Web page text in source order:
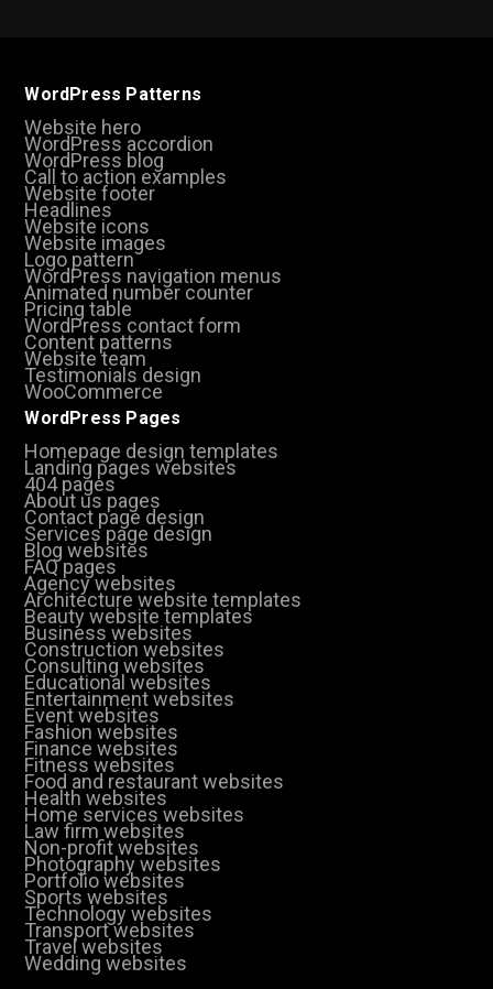
WordPress Patterns
Website hero
WordPress accordion
WordPress blog
Call to action examples
Website footer
Headlines
Website icons
Website images
Logo pattern
WordPress navigation menus
Animated number counter
Pricing table
WordPress contact form
Content patterns
Website team
Testimonials design
WooCommerce
WordPress Pages
Homepage design templates
Landing pages websites
404 pages
About us pages
Contact page design
Services page design
Blog websites
FAQ pages
Agency websites
Architecture website templates
Beauty website templates
Business websites
Construction websites
Consulting websites
Educational websites
Entertainment websites
Event websites
Fashion websites
Finance websites
Fitness websites
Food and restaurant websites
Health websites
Home services websites
Law firm websites
Non-profit websites
Photography websites
Portfolio websites
Sports websites
Technology websites
Transport websites
Travel websites
Wedding websites